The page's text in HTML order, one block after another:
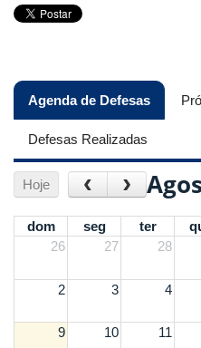
Agenda de Defesas (aba
Defesas Realizadas
Hoje ‹ ›
dom seg ter
26
27 28
2 3 4
9 10 11